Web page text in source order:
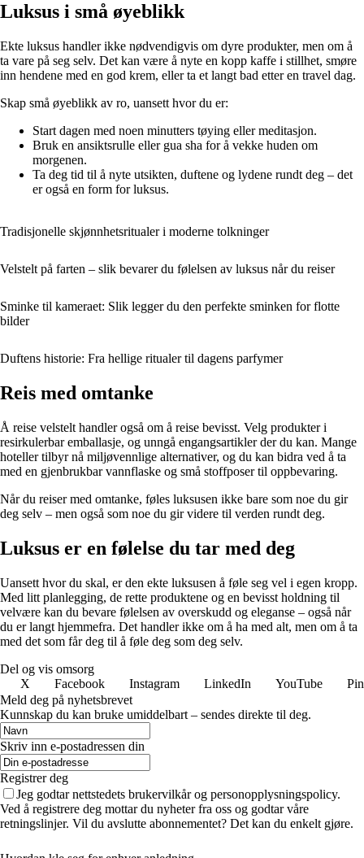
Luksus i små øyeblikk
Ekte luksus handler ikke nødvendigvis om dyre produkter, men om å
ta vare på seg selv. Det kan være å nyte en kopp kaffe i stillhet, smøre
inn hendene med en god krem, eller ta et langt bad etter en travel dag.
Skap små øyeblikk av ro, uansett hvor du er:
Start dagen med noen minutters tøying eller meditasjon.
Bruk en ansiktsrulle eller gua sha for å vekke huden om
morgenen.
Ta deg tid til å nyte utsikten, duftene og lydene rundt deg – det
er også en form for luksus.
Tradisjonelle skjønnhetsritualer i moderne tolkninger
Velstelt på farten – slik bevarer du følelsen av luksus når du reiser
Sminke til kameraet: Slik legger du den perfekte sminken for flotte
bilder
Duftens historie: Fra hellige ritualer til dagens parfymer
Reis med omtanke
Å reise velstelt handler også om å reise bevisst. Velg produkter i
resirkulerbar emballasje, og unngå engangsartikler der du kan. Mange
hoteller tilbyr nå miljøvennlige alternativer, og du kan bidra ved å ta
med en gjenbrukbar vannflaske og små stoffposer til oppbevaring.
Når du reiser med omtanke, føles luksusen ikke bare som noe du gir
deg selv – men også som noe du gir videre til verden rundt deg.
Luksus er en følelse du tar med deg
Uansett hvor du skal, er den ekte luksusen å føle seg vel i egen kropp.
Med litt planlegging, de rette produktene og en bevisst holdning til
velvære kan du bevare følelsen av overskudd og eleganse – også når
du er langt hjemmefra. Det handler ikke om å ha med alt, men om å ta
med det som får deg til å føle deg som deg selv.
Del og vis omsorg
X
Facebook Instagram LinkedIn YouTube
Meld deg på nyhetsbrevet
Kunnskap du kan bruke umiddelbart – sendes direkte til deg.
Skriv inn e-postadressen din
Registrer deg
Jeg godtar nettstedets brukervilkår og personopplysningspolicy.
Ved å registrere deg mottar du nyheter fra oss og godtar våre
retningslinjer. Vil du avslutte abonnementet? Det kan du enkelt gjøre.